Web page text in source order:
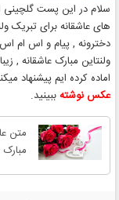
سلام در این پست گلچینی
های عاشقانه برای تبریک
دخترونه , پیام و اس ام اس
اماده کرده ایم پیشنهاد
عکس نوشته ببینید.
متن
مبارک